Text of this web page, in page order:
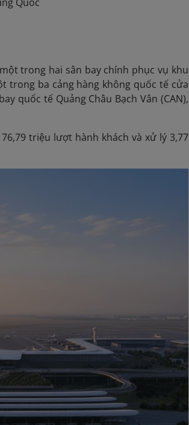
trong hai sân bay chính phục vụ khu
trong ba cảng hàng không quốc tế cửa
quốc tế Quảng Châu Bạch Vân (CAN),
triệu lượt hành khách và xử lý 3,77